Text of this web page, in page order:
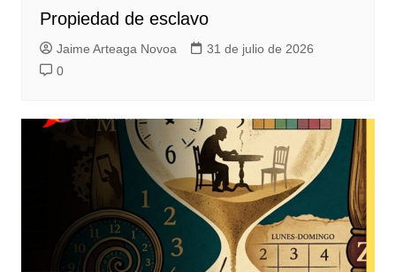
Propiedad de esclavo
Jaime Arteaga Novoa
31 de julio de 2026
0